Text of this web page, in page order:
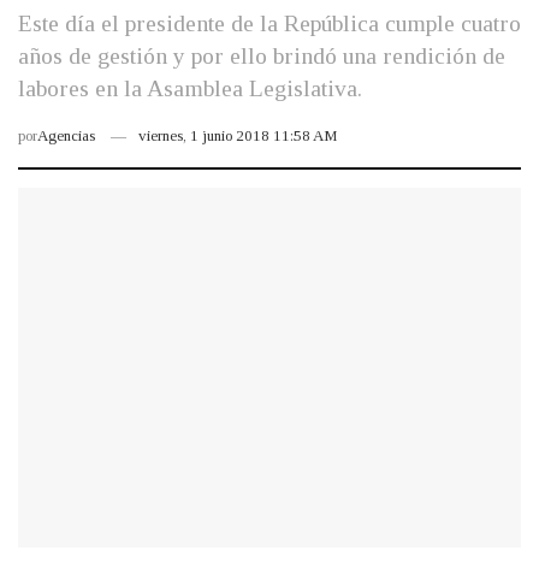
Este día el presidente de la República cumple cuatro
años de gestión y por ello brindó una rendición de
labores en la Asamblea Legislativa.
porAgencias viernes, 1 junio 2018 11:58 AM